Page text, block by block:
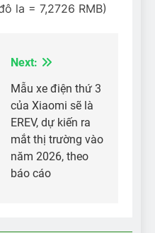
la = 7,2726 RMB)
Next:
Mẫu xe điện thứ 3
của Xiaomi sẽ là
EREV, dự kiến ​​ra
mắt thị trường vào
năm 2026, theo
báo cáo